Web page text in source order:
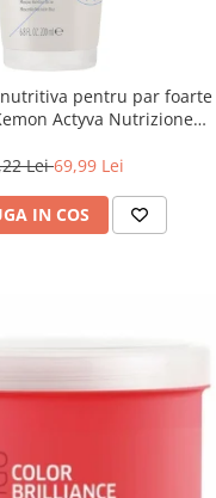
pentru par foarte
Actyva Nutrizione
Lei69,99 Lei
IN COS